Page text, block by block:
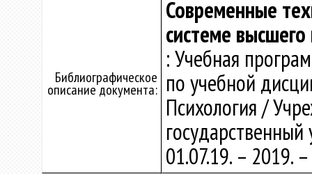
Библиографическое
описание документа:
Современные
системе
: Учебная
по учебной
Психология /
01.07.19. –